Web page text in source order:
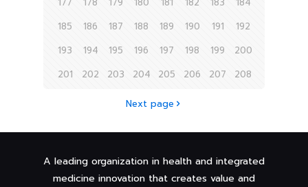
185
186 187 188 189 190 191
192
193
194 195 196 197 198 199
200
201
202 203 204 205 206 207 208
Next page
A leading organization in health and integrated
medicine innovation that creates value and